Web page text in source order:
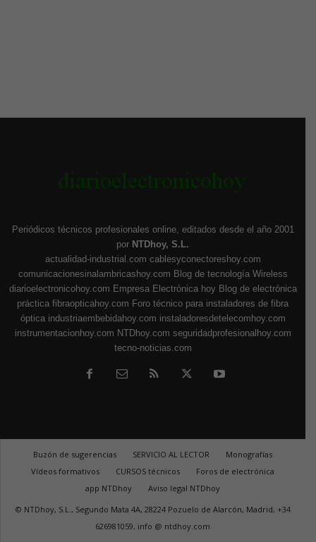
Periódicos técnicos profesionales online, editados desde el año 2001
por NTDhoy, S.L.
actualidad-industrial.com cablesyconectoreshoy.com
comunicacionesinalambricashoy.com Blog de tecnología Wireless
diarioelectronicohoy.com Empresa Electrónica hoy Blog de electrónica
práctica fibraopticahoy.com Foro técnico para instaladores de fibra
óptica industriaembebidahoy.com instaladoresdetelecomhoy.com
instrumentacionhoy.com NTDhoy.com seguridadprofesionalhoy.com
tecno-noticias.com
Buzón de sugerencias SERVICIO AL LECTOR
Monografías
Vídeos formativos
CURSOS técnicos
Foros de electrónica
app NTDhoy
Aviso legal NTDhoy
© NTDhoy, S.L., Segundo Mata 4A, 28224 Pozuelo de Alarcón, Madrid, +34
626981059, info @ ntdhoy.com